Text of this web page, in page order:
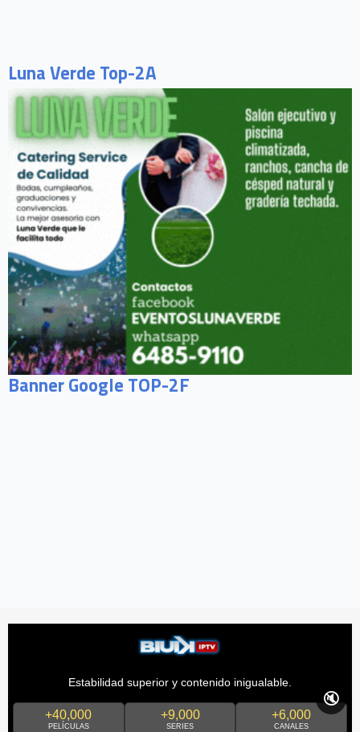
Luna Verde Top-2A
Banner Google TOP-2F
Estabilidad superior y contenido inigualable.
+40,000
PELÍCULAS
+9,000
SERIES
+6,000
CANALES
🔇